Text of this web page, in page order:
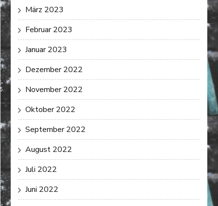
März 2023
Februar 2023
Januar 2023
Dezember 2022
November 2022
Oktober 2022
September 2022
August 2022
Juli 2022
Juni 2022